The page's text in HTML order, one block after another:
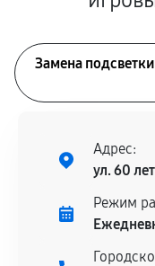
Замена
Адрес:
ул. 60
Режим